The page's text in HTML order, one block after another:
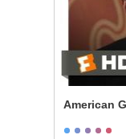
American